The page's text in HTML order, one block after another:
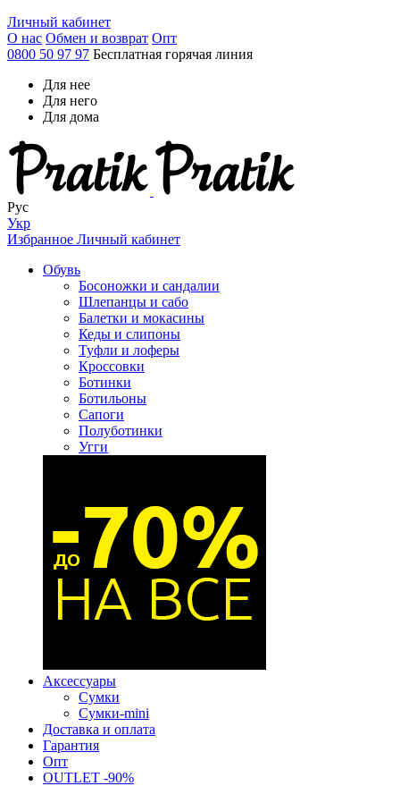
Личный кабинет
О нас Обмен и возврат Опт
0800 50 97 97 Бесплатная горячая линия
Для нее
Для него
Для дома
Рус
Укр
Избранное Личный кабинет
Обувь
Босоножки и сандалии
Шлепанцы и сабо
Балетки и мокасины
Кеды и слипоны
Туфли и лоферы
Кроссовки
Ботинки
Ботильоны
Сапоги
Полуботинки
Угги
Аксессуары
Сумки
Сумки-mini
Доставка и оплата
Гарантия
Опт
OUTLET -90%